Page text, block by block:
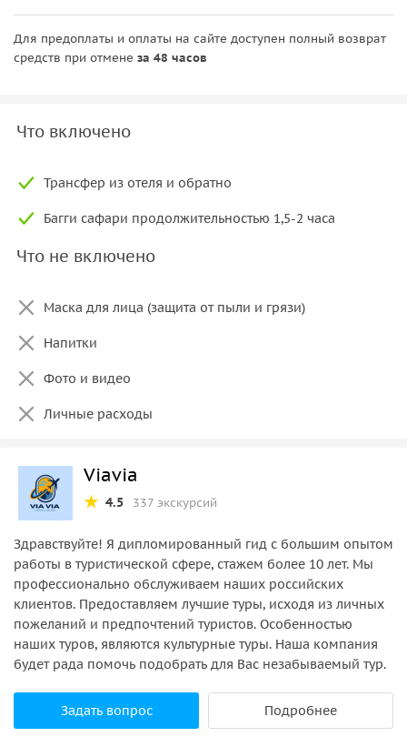
Для предоплаты и оплаты на сайте доступен полный возврат
средств при отмене за 48 часов
Что включено
Трансфер из отеля и обратно
Багги сафари продолжительностью 1,5-2 часа
Что не включено
Маска для лица (защита от пыли и грязи)
Напитки
Фото и видео
Личные расходы
Viavia
4.5 337 экскурсий
Здравствуйте! Я дипломированный гид с большим опытом
работы в туристической сфере, стажем более 10 лет. Мы
профессионально обслуживаем наших российских
клиентов. Предоставляем лучшие туры, исходя из личных
пожеланий и предпочтений туристов. Особенностью
наших туров, являются культурные туры. Наша компания
будет рада помочь подобрать для Вас незабываемый тур.
Задать вопрос Подробнее